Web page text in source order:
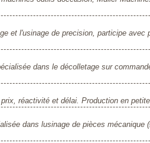
et l'usinage de precision, participe
dans le décolletage sur
réactivité et délai. Production en
dans lusinage de pièces